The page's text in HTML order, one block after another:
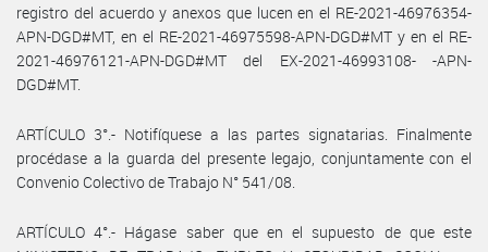
registro del acuerdo y anexos que lucen en el RE-2021-46976354-
APN-DGD#MT, en el RE-2021-46975598-APN-DGD#MT y en el RE-
2021-46976121-APN-DGD#MT del EX-2021-46993108- -APN-
DGD#MT.
ARTÍCULO 3°.- Notifíquese a las partes signatarias. Finalmente
procédase a la guarda del presente legajo, conjuntamente con el
Convenio Colectivo de Trabajo N° 541/08.
ARTÍCULO 4°.- Hágase saber que en el supuesto de que este